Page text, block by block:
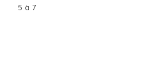
5 à 7